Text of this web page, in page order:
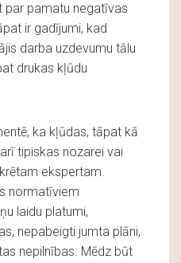
par pamatu negatīvas
ir gadījumi, kad
darba uzdevumu tālu
drukas kļūdu
ka kļūdas, tāpat kā
tipiskas nozarei vai
ekspertam.
normatīviem
laidu platumi,
nepabeigti jumta plāni,
nepilnības. Mēdz būt